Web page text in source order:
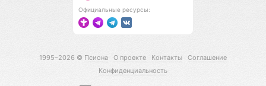
Официальные ресурсы:
1995–2026 © Псиона О проекте Контакты
Соглашение
Конфиденциальность